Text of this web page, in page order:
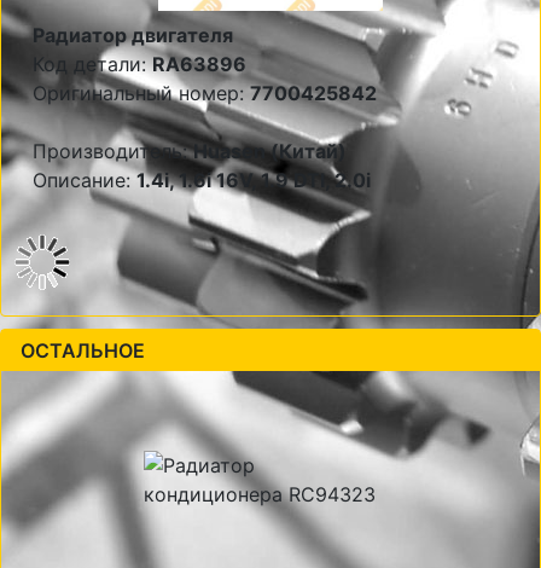
Радиатор двигателя
Код детали:RA63896
Оригинальный номер:7700425842
Производитель:Huasen (Китай)
Описание:1.4i, 1.6i 16V, 1.9 DTI, 2.0i
ОСТАЛЬНОЕ